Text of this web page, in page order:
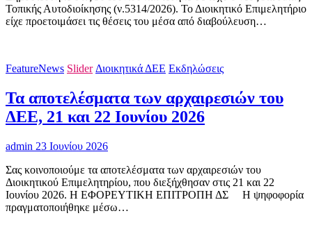
Τοπικής Αυτοδιοίκησης (ν.5314/2026). Το Διοικητικό Επιμελητήριο
είχε προετοιμάσει τις θέσεις του μέσα από διαβούλευση…
FeatureNews Slider Διοικητικά ΔΕΕ Εκδηλώσεις
Τα αποτελέσματα των αρχαιρεσιών του
ΔΕΕ, 21 και 22 Ιουνίου 2026
admin 23 Ιουνίου 2026
Σας κοινοποιούμε τα αποτελέσματα των αρχαιρεσιών του
Διοικητικού Επιμελητηρίου, που διεξήχθησαν στις 21 και 22
Ιουνίου 2026. Η ΕΦΟΡΕΥΤΙΚΗ ΕΠΙΤΡΟΠΗ ΔΣ H ψηφοφορία
πραγματοποιήθηκε μέσω…